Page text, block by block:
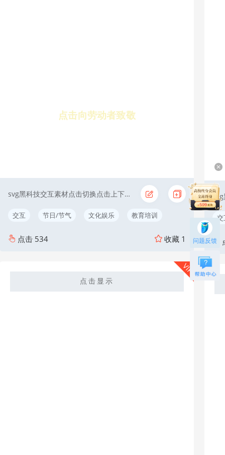
点击向劳动者致敬
svg黑科技交互素材点击切换点击上下逐步显示逐步显示
交互 节日/节气 文化娱乐 教育培训
点击 534 收藏 1
点击显示
VIP
交
问题反馈